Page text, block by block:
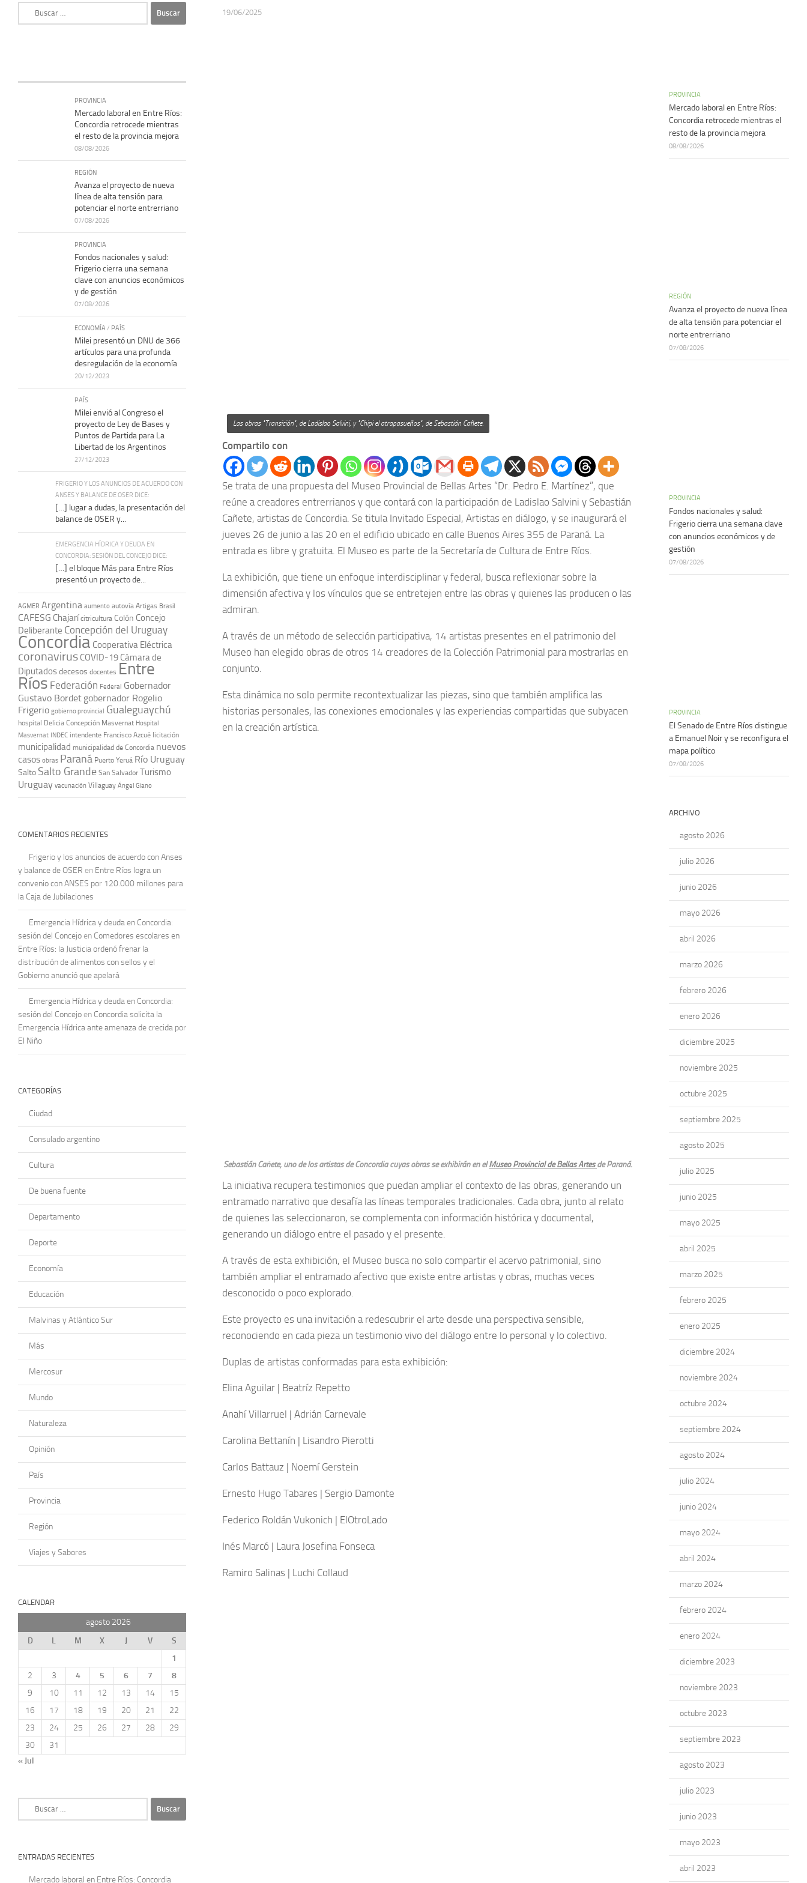
19/06/2025
Las obras "Transición", de Ladislao Salvini, y "Chipi el atrapasueños", de Sebastián Cañete.
Compartilo con
Se trata de una propuesta del Museo Provincial de Bellas Artes “Dr. Pedro E. Martínez”, que
reúne a creadores entrerrianos y que contará con la participación de Ladislao Salvini y Sebastián
Cañete, artistas de Concordia. Se titula Invitado Especial, Artistas en diálogo, y se inaugurará el
jueves 26 de junio a las 20 en el edificio ubicado en calle Buenos Aires 355 de Paraná. La
entrada es libre y gratuita. El Museo es parte de la Secretaría de Cultura de Entre Ríos.
La exhibición, que tiene un enfoque interdisciplinar y federal, busca reflexionar sobre la
dimensión afectiva y los vínculos que se entretejen entre las obras y quienes las producen o las
admiran.
A través de un método de selección participativa, 14 artistas presentes en el patrimonio del
Museo han elegido obras de otros 14 creadores de la Colección Patrimonial para mostrarlas en
conjunto.
Esta dinámica no solo permite recontextualizar las piezas, sino que también amplifica las
historias personales, las conexiones emocionales y las experiencias compartidas que subyacen
en la creación artística.
Sebastián Cañete, uno de los artistas de Concordia cuyas obras se exhibirán en elMuseo Provincial de Bellas Artesde Paraná.
La iniciativa recupera testimonios que puedan ampliar el contexto de las obras, generando un
entramado narrativo que desafía las líneas temporales tradicionales. Cada obra, junto al relato
de quienes las seleccionaron, se complementa con información histórica y documental,
generando un diálogo entre el pasado y el presente.
A través de esta exhibición, el Museo busca no solo compartir el acervo patrimonial, sino
también ampliar el entramado afectivo que existe entre artistas y obras, muchas veces
desconocido o poco explorado.
Este proyecto es una invitación a redescubrir el arte desde una perspectiva sensible,
reconociendo en cada pieza un testimonio vivo del diálogo entre lo personal y lo colectivo.
Duplas de artistas conformadas para esta exhibición:
Elina Aguilar | Beatríz Repetto
Anahí Villarruel | Adrián Carnevale
Carolina Bettanín | Lisandro Pierotti
Carlos Battauz | Noemí Gerstein
Ernesto Hugo Tabares | Sergio Damonte
Federico Roldán Vukonich | ElOtroLado
Inés Marcó | Laura Josefina Fonseca
Ramiro Salinas | Luchi Collaud
PROVINCIA
Mercado laboral en Entre Ríos:
Concordia retrocede mientras
el resto de la provincia mejora
08/08/2026
REGIÓN
Avanza el proyecto de nueva
línea de alta tensión para
potenciar el norte entrerriano
07/08/2026
PROVINCIA
Fondos nacionales y salud:
Frigerio cierra una semana
clave con anuncios económicos
y de gestión
07/08/2026
ECONOMÍA / PAÍS
Milei presentó un DNU de 366
artículos para una profunda
desregulación de la economía
20/12/2023
PAÍS
Milei envió al Congreso el
proyecto de Ley de Bases y
Puntos de Partida para La
Libertad de los Argentinos
27/12/2023
FRIGERIO Y LOS ANUNCIOS DE ACUERDO CON
ANSES Y BALANCE DE OSER DICE:
[…] lugar a dudas, la presentación del
balance de OSER y...
EMERGENCIA HÍDRICA Y DEUDA EN
CONCORDIA: SESIÓN DEL CONCEJO DICE:
[…] el bloque Más para Entre Ríos
presentó un proyecto de...
AGMER Argentina aumento autovía Artigas Brasil
CAFESG Chajarí citricultura Colón Concejo
Deliberante Concepción del Uruguay
Concordia Cooperativa Eléctrica
coronavirus COVID-19 Cámara de
Diputadosdecesos docentes Entre
Ríos Federación Federal Gobernador
Gustavo Bordet gobernador Rogelio
Frigerio gobierno provincial Gualeguaychú
hospital Delicia Concepción Masvernat Hospital
Masvernat INDEC intendente Francisco Azcué licitación
municipalidad municipalidad de Concordia nuevos
casos obras Paraná Puerto Yeruá Río Uruguay
Salto Salto Grande San Salvador Turismo
Uruguay vacunación Villaguay Ángel Giano
COMENTARIOS RECIENTES
Frigerio y los anuncios de acuerdo con Anses
y balance de OSER en Entre Ríos logra un
convenio con ANSES por 120.000 millones para
la Caja de Jubilaciones
Emergencia Hídrica y deuda en Concordia:
sesión del Concejo en Comedores escolares en
Entre Ríos: la Justicia ordenó frenar la
distribución de alimentos con sellos y el
Gobierno anunció que apelará
Emergencia Hídrica y deuda en Concordia:
sesión del Concejo en Concordia solicita la
Emergencia Hídrica ante amenaza de crecida por
El Niño
CATEGORÍAS
Ciudad
Consulado argentino
Cultura
De buena fuente
Departamento
Deporte
Economía
Educación
Malvinas y Atlántico Sur
Más
Mercosur
Mundo
Naturaleza
Opinión
País
Provincia
Región
Viajes y Sabores
CALENDAR
agosto 2026
D
L M X J V
S
1
2
3 4 5 6 7
8
9
10 11 12 13 14
15
16
17 18 19 20 21
22
23
24 25 26 27 28
29
30
31
« Jul
ENTRADAS RECIENTES
Mercado laboral en Entre Ríos: Concordia
PROVINCIA
Mercado laboral en Entre Ríos:
Concordia retrocede mientras el
resto de la provincia mejora
08/08/2026
REGIÓN
Avanza el proyecto de nueva línea
de alta tensión para potenciar el
norte entrerriano
07/08/2026
PROVINCIA
Fondos nacionales y salud:
Frigerio cierra una semana clave
con anuncios económicos y de
gestión
07/08/2026
PROVINCIA
El Senado de Entre Ríos distingue
a Emanuel Noir y se reconfigura el
mapa político
07/08/2026
ARCHIVO
agosto 2026
julio 2026
junio 2026
mayo 2026
abril 2026
marzo 2026
febrero 2026
enero 2026
diciembre 2025
noviembre 2025
octubre 2025
septiembre 2025
agosto 2025
julio 2025
junio 2025
mayo 2025
abril 2025
marzo 2025
febrero 2025
enero 2025
diciembre 2024
noviembre 2024
octubre 2024
septiembre 2024
agosto 2024
julio 2024
junio 2024
mayo 2024
abril 2024
marzo 2024
febrero 2024
enero 2024
diciembre 2023
noviembre 2023
octubre 2023
septiembre 2023
agosto 2023
julio 2023
junio 2023
mayo 2023
abril 2023